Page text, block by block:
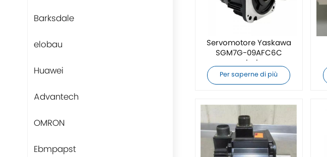
Barksdale
elobau
Huawei
Advantech
OMRON
Ebmpapst
Servomotore Yaskawa
SGM7G-09AFC6C
nuovissimo
Per saperne di più